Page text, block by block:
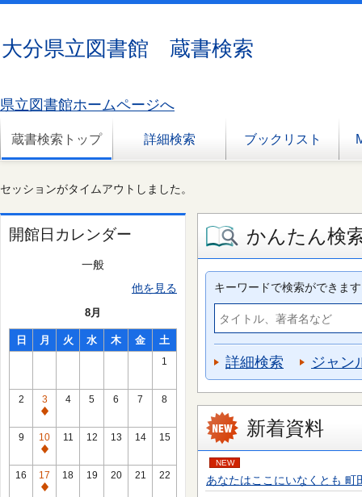
大分県立図書館 蔵書検索
県立図書館ホームページへ
蔵書検索トップ 詳細検索 ブックリスト
セッションがタイムアウトしました。
開館日カレンダー
一般
他を見る
8月
日 月 火 水 木 金 土
1
2
3
通
常
休
館
日
4 5 6 7 8
9
10
通
常
休
11 12 13 14 15
16
17
通
18 19 20 21 22
かんたん検
キーワードで検索ができます
詳細検索 ジャン
新着資料
NEW
あなたはここにいなくとも